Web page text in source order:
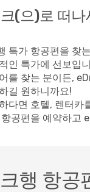
(으)로 떠나
특가 항공편을 찾
인 특가에 선보입
를 찾는 분이든,
길 원하니까요!
다면 호텔, 렌터카
공편을 예약하고
행 항공